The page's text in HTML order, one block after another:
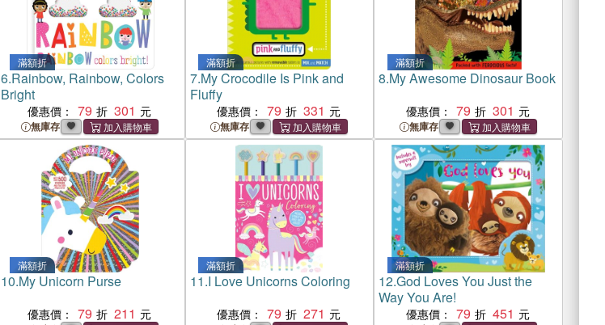
滿額折
6.Rainbow, Rainbow, Colors
Bright
優惠價： 79 301
無庫存
滿額折
7.My Crocodile Is Pink and
Fluffy
優惠價： 79 331
無庫存
滿額折
8.My Awesome Dinosaur Book
優惠價： 79 301
無庫存
滿額折
10.My Unicorn Purse
優惠價： 79 211
滿額折
11.I Love Unicorns Coloring
優惠價： 79 271
滿額折
12.God Loves You Just the
Way You Are!
優惠價： 79 451